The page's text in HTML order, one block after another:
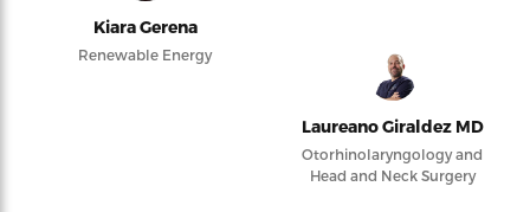
Kiara Gerena
Renewable Energy
Laureano Giraldez MD
Otorhinolaryngology and
Head and Neck Surgery